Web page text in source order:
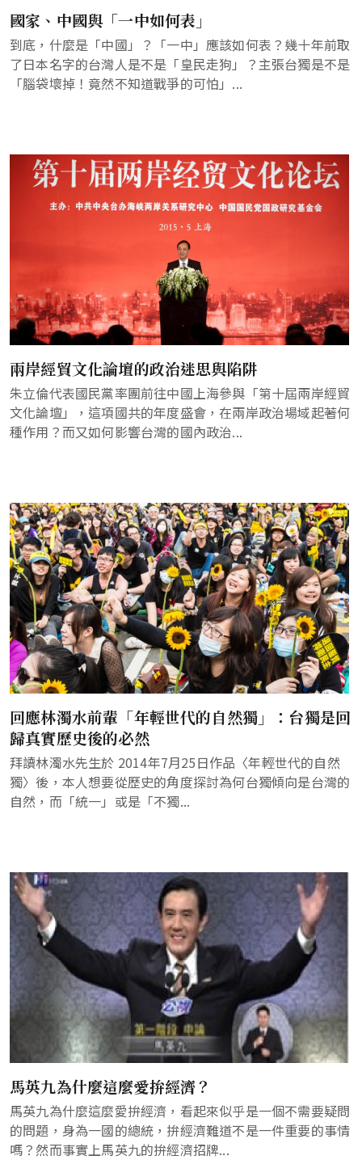
國家、中國與「一中如何表」
到底，什麼是「中國」？「一中」應該如何表？幾十年前取
了日本名字的台灣人是不是「皇民走狗」？主張台獨是不是
「腦袋壞掉！竟然不知道戰爭的可怕」...
兩岸經貿文化論壇的政治迷思與陷阱
朱立倫代表國民黨率團前往中國上海參與「第十屆兩岸經貿
文化論壇」，這項國共的年度盛會，在兩岸政治場域起著何
種作用？而又如何影響台灣的國內政治...
回應林濁水前輩「年輕世代的自然獨」：台獨是回
歸真實歷史後的必然
拜讀林濁水先生於 2014年7月25日作品〈年輕世代的自然
獨〉後，本人想要從歷史的角度探討為何台獨傾向是台灣的
自然，而「統一」或是「不獨...
馬英九為什麼這麼愛拚經濟？
馬英九為什麼這麼愛拚經濟，看起來似乎是一個不需要疑問
的問題，身為一國的總統，拚經濟難道不是一件重要的事情
嗎？然而事實上馬英九的拚經濟招牌...